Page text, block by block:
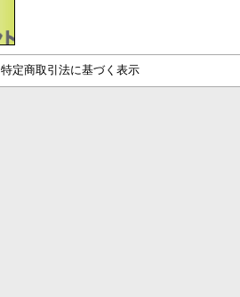
特定商取引法に基づく表示